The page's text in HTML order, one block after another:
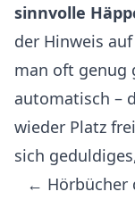
sinnvolle
der Hinweis
man oft genug
automatisch –
wieder Platz
sich
← Hörbücher